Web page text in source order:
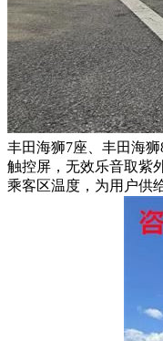
丰田海狮7座、丰田海
触控屏，无效乐音取紫
乘客区温度，为用户供